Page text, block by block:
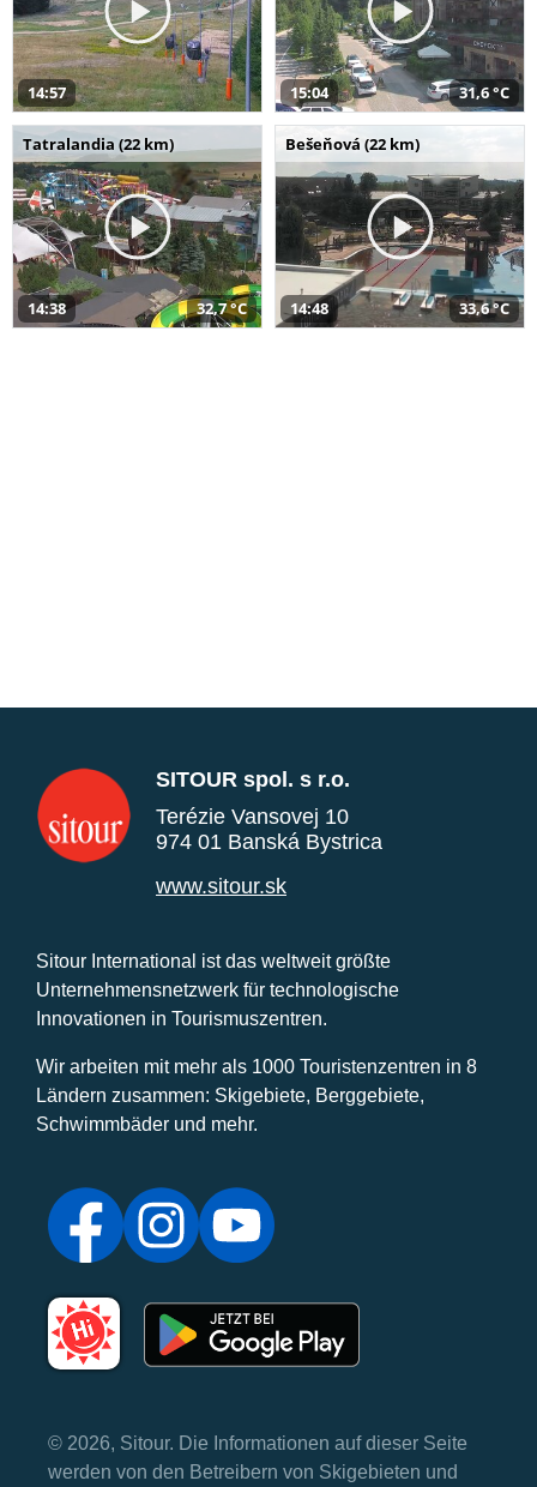
14:57 15:04 31,6 °C
Tatralandia (22 km)
14:38 32,7 °C
Bešeňová (22 km)
14:48 33,6 °C
SITOUR spol. s r.o.
Terézie Vansovej 10
974 01 Banská Bystrica
www.sitour.sk
Sitour International ist das weltweit größte
Unternehmensnetzwerk für technologische
Innovationen in Tourismuszentren.
Wir arbeiten mit mehr als 1000 Touristenzentren in 8
Ländern zusammen: Skigebiete, Berggebiete,
Schwimmbäder und mehr.
© 2026, Sitour. Die Informationen auf dieser Seite
werden von den Betreibern von Skigebieten und